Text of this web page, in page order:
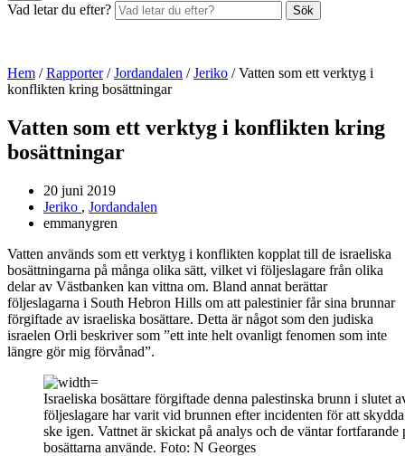
Vad letar du efter? Sök
Hem /Rapporter/Jordandalen /Jeriko /Vatten som ett verktyg i
konflikten kring bosättningar
Vatten som ett verktyg i konflikten kring
bosättningar
20 juni 2019
Jeriko , Jordandalen
emmanygren
Vatten används som ett verktyg i konflikten kopplat till de israeliska
bosättningarna på många olika sätt, vilket vi följeslagare från olika
delar av Västbanken kan vittna om. Bland annat berättar
följeslagarna i South Hebron Hills om att palestinier får sina brunnar
förgiftade av israeliska bosättare. Detta är något som den judiska
israelen Orli beskriver som ”ett inte helt ovanligt fenomen som inte
längre gör mig förvånad”.
Israeliska bosättare förgiftade denna palestinska brunn i slutet
följeslagare har varit vid brunnen efter incidenten för att
ske igen. Vattnet är skickat på analys och de väntar
bosättarna använde. Foto: N Georges